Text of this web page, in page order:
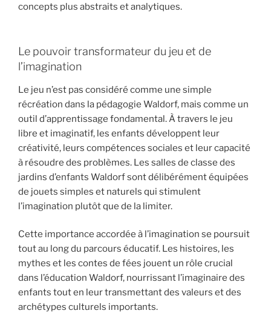
concepts plus abstraits et analytiques.
Le pouvoir transformateur du jeu et de
l’imagination
Le jeu n’est pas considéré comme une simple
récréation dans la pédagogie Waldorf, mais comme un
outil d’apprentissage fondamental. À travers le jeu
libre et imaginatif, les enfants développent leur
créativité, leurs compétences sociales et leur capacité
à résoudre des problèmes. Les salles de classe des
jardins d’enfants Waldorf sont délibérément équipées
de jouets simples et naturels qui stimulent
l’imagination plutôt que de la limiter.
Cette importance accordée à l’imagination se poursuit
tout au long du parcours éducatif. Les histoires, les
mythes et les contes de fées jouent un rôle crucial
dans l’éducation Waldorf, nourrissant l’imaginaire des
enfants tout en leur transmettant des valeurs et des
archétypes culturels importants.